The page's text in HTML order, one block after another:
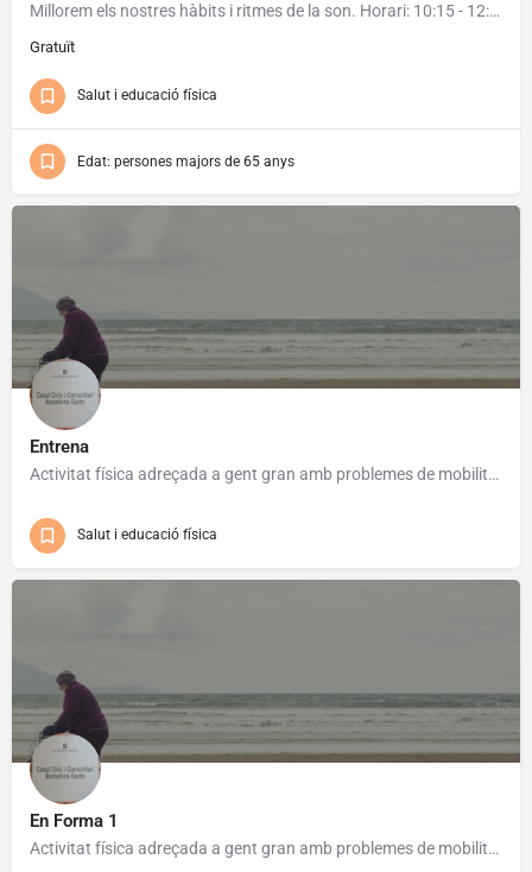
Millorem els nostres hàbits i ritmes de la son. Horari: 10:15 - 12:15h Inici: 21/09/2026 Final: 05/10/2026
Gratuït
Salut i educació física
Edat: persones majors de 65 anys
Entrena
Activitat física adreçada a gent gran amb problemes de mobilitat. Programa de Gent Gran de Fundació “la…
Salut i educació física
En Forma 1
Activitat física adreçada a gent gran amb problemes de mobilitat. Programa de Gent Gran de Fundació “la…